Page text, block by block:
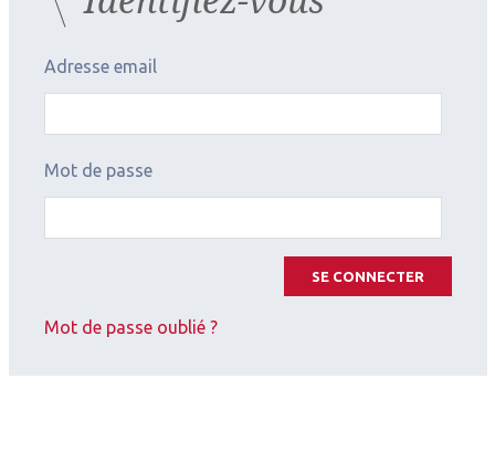
ou des transferts d’activités des ophtalmologistes
dans le cadre de protocoles de coopération.
puissance de nouveaux métiers, dont la
Etats-Unis et dans d'autres pays européens. »
Adresse email
Mot de passe
SE CONNECTER
Mot de passe oublié ?